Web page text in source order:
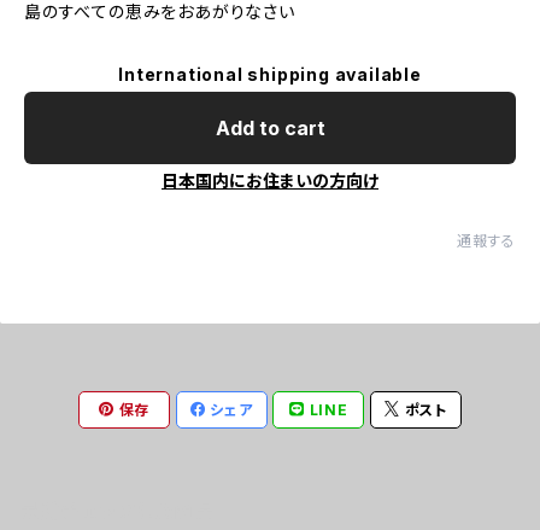
島のすべての恵みをおあがりなさい
International shipping available
Add to cart
日本国内にお住まいの方向け
通報する
保存 シェア LINE ポスト